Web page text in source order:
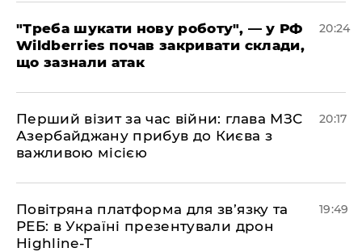
​"Треба шукати нову роботу", — у РФ
Wildberries почав закривати склади,
що зазнали атак
20:24
​Перший візит за час війни: глава МЗС
Азербайджану прибув до Києва з
важливою місією
20:17
​Повітряна платформа для зв’язку та
РЕБ: в Україні презентували дрон
Highline-T
19:49